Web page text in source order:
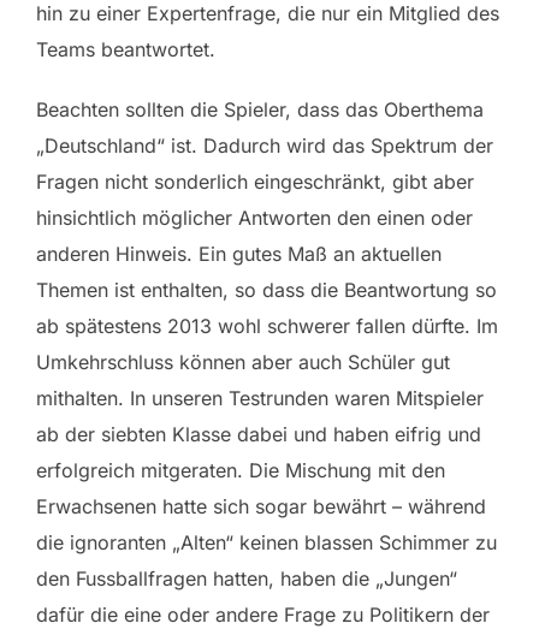
hin zu einer Expertenfrage, die nur ein Mitglied des
Teams beantwortet.
Beachten sollten die Spieler, dass das Oberthema
„Deutschland“ ist. Dadurch wird das Spektrum der
Fragen nicht sonderlich eingeschränkt, gibt aber
hinsichtlich möglicher Antworten den einen oder
anderen Hinweis. Ein gutes Maß an aktuellen
Themen ist enthalten, so dass die Beantwortung so
ab spätestens 2013 wohl schwerer fallen dürfte. Im
Umkehrschluss können aber auch Schüler gut
mithalten. In unseren Testrunden waren Mitspieler
ab der siebten Klasse dabei und haben eifrig und
erfolgreich mitgeraten. Die Mischung mit den
Erwachsenen hatte sich sogar bewährt – während
die ignoranten „Alten“ keinen blassen Schimmer zu
den Fussballfragen hatten, haben die „Jungen“
dafür die eine oder andere Frage zu Politikern der